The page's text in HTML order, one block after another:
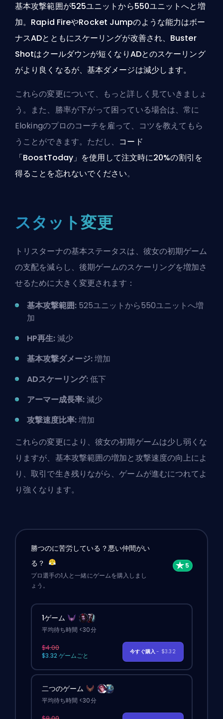
基本攻撃範囲が525ユニットから550ユニットへと増
加。Rapid FireやRocket Jumpのような能力はボー
ナスADとともにスケーリングが改善され、Buster
Shotはクールダウンが短くなりADとのスケーリング
がより良くなるが、基本ダメージは減少します。
これらの変更について、もっと詳しく見ていきましょ
う。また、勝率が下がって困っている場合は、常に
Elokingのプロのコーチを雇って、コツを教えてもら
うことができます。ただし、 コード
「BoostToday」を使用して注文時に20%の割引を
得ることを忘れないでください。
スタット変更
トリスターナの基本ステータスは、彼女の初期ゲーム
の支配を減らし、後期ゲームのスケーリングを増加さ
せるために大きく変更されます：
基本攻撃範囲: 525ユニットから550ユニットへ増
加
HP再生:減少
基本攻撃ダメージ:増加
ADスケーリング:低下
アーマー成長率:減少
攻撃速度比率:増加
これらの変更により、彼女の初期ゲームは少し弱くな
りますが、基本攻撃範囲の増加と攻撃速度の向上によ
り、取引で生き残りながら、ゲームが進むにつれてよ
り強くなります。
勝つのに苦労している？悪い仲間がい
る？
プロ選手の1人と一緒にゲームを購入しまし
ょう。
1ゲーム
平均待ち時間 <30分
$4.00
$3.32 ゲームごと
今すぐ購入- $3.32
二つのゲーム
平均待ち時間 <30分